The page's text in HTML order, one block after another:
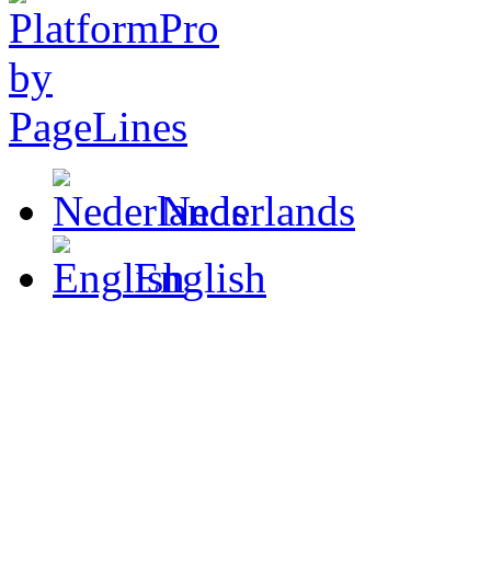
Nederlands
English